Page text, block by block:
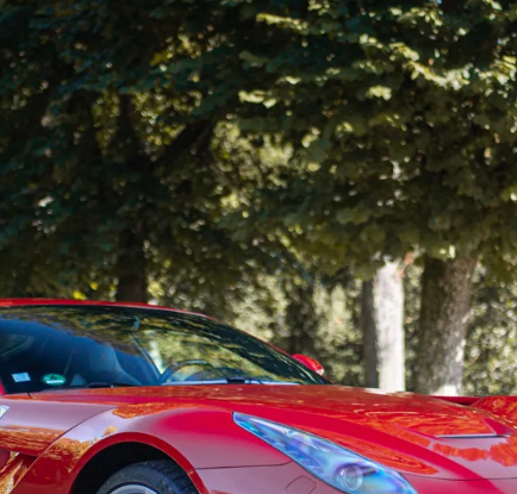
carrosserie ne présente aucun défaut. La peinture
retouche. L’habitacle, dans une couleur Nero pour
état. Les sièges Daytona ne présentent pas de
LED et les éléments carbone parsemés sur le
démarre au quart de tour et offre un
et aucun bruit parasite n’est à déplorer. Cette F12
consommables neufs (freins à 1%).Avec une
la route dès son achat.
suivants :